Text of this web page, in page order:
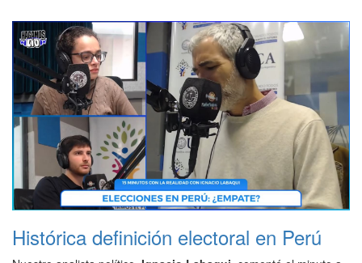
Histórica definición electoral en Perú